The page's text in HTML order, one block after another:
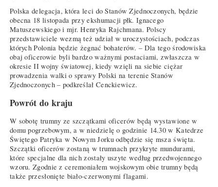
Polska delegacja, która leci do Stanów Zjednoczonych, będzie
obecna 18 listopada przy ekshumacji płk. Ignacego
Matuszewskiego i mjr. Henryka Rajchmana. Polscy
przedstawiciele wezmą też udział w uroczystościach, podczas
których Polonia będzie żegnać bohaterów. – Dla tego środowiska
obaj oficerowie byli bardzo ważnymi postaciami, zwłaszcza w
okresie II wojny światowej, kiedy wzięli na siebie ciężar
prowadzenia walki o sprawy Polski na terenie Stanów
Zjednoczonych – podkreślał Cenckiewicz.
Powrót do kraju
W sobotę trumny ze szczątkami oficerów będą wystawione w
domu pogrzebowym, a w niedzielę o godzinie 14.30 w Katedrze
Świętego Patryka w Nowym Jorku odbędzie się msza święta.
Szczątki oficerów zostaną w trumnach przykryte mundurami,
które specjalne dla nich zostały uszyte według przedwojennego
wzoru. Zgodnie z ceremoniałem wojskowym obie trumny będą
także przesłonięte biało-czerwonymi flagami.